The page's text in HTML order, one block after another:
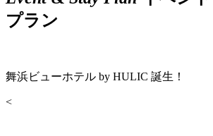
プラン
舞浜ビューホテル by HULIC 誕生！
<